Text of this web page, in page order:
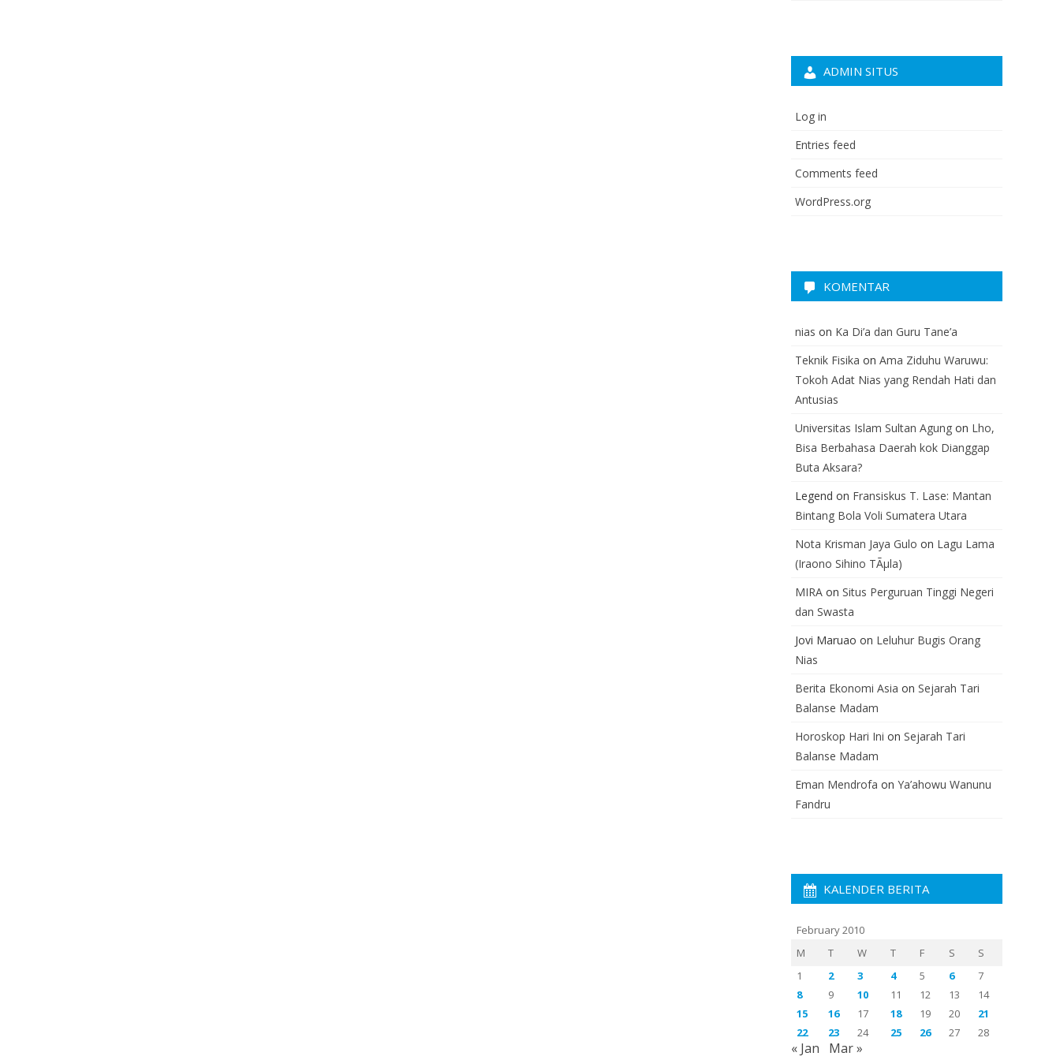
ADMIN SITUS
Log in
Entries feed
Comments feed
WordPress.org
KOMENTAR
nias on Ka Di’a dan Guru Tane’a
Teknik Fisika on Ama Ziduhu Waruwu:
Tokoh Adat Nias yang Rendah Hati dan
Antusias
Universitas Islam Sultan Agung on Lho,
Bisa Berbahasa Daerah kok Dianggap
Buta Aksara?
Legend on Fransiskus T. Lase: Mantan
Bintang Bola Voli Sumatera Utara
Nota Krisman Jaya Gulo on Lagu Lama
(Iraono Sihino TÃµla)
MIRA on Situs Perguruan Tinggi Negeri
dan Swasta
Jovi Maruao on Leluhur Bugis Orang
Nias
Berita Ekonomi Asia on Sejarah Tari
Balanse Madam
Horoskop Hari Ini on Sejarah Tari
Balanse Madam
Eman Mendrofa on Ya’ahowu Wanunu
Fandru
KALENDER BERITA
February 2010
M
T W T F S
S
1
2 3 4 5 6
7
8
9 10 11 12 13
14
15
16 17 18 19 20
21
22
23 24 25 26 27 28
« Jan Mar »